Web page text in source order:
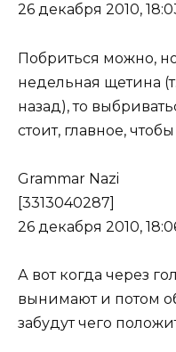
26 декабря 2010,
Побриться можно,
недельная щетина
назад), то
стоит, главное,
Grammar Nazi
[3313040287]
26 декабря 2010,
А вот когда через
вынимают и потом
забудут чего